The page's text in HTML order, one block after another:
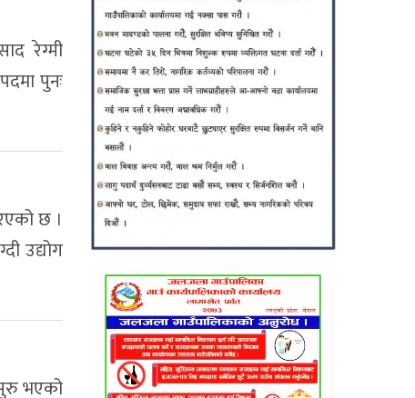
रेग्मी
पुनः
छ ।
उद्योग
सुरु भएको